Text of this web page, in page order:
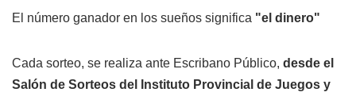
El número ganador en los sueños significa "el dinero"
Cada sorteo, se realiza ante Escribano Público, desde el
Salón de Sorteos del Instituto Provincial de Juegos y